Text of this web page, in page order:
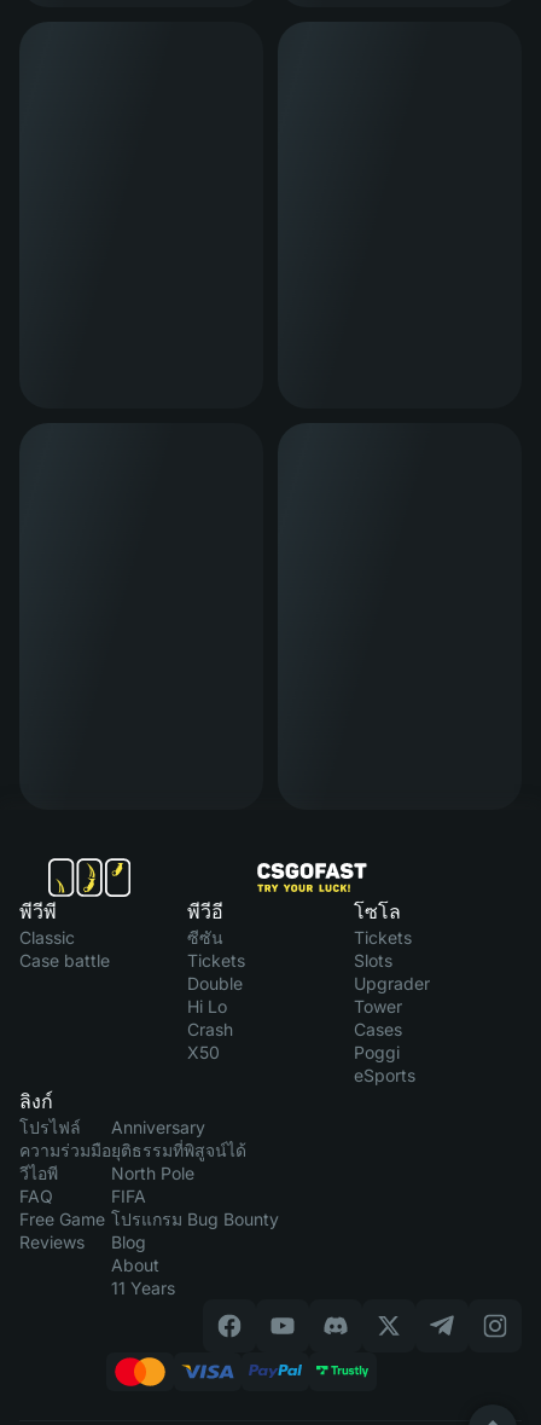
พีวีพี
Classic
Case battle
พีวีอี
ซีซัน
Tickets
Double
Hi Lo
Crash
X50
โซโล
Tickets
Slots
Upgrader
Tower
Cases
Poggi
eSports
ลิงก์
โปรไฟล์
ความร่วมมือ
วีไอพี
FAQ
Free Game
Reviews
Anniversary
ยุติธรรมที่พิสูจน์ได้
North Pole
FIFA
โปรแกรม Bug Bounty
Blog
About
11 Years